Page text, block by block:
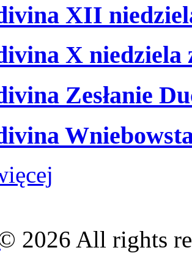
XII
X niedziela
Zesłanie
2026 All rights